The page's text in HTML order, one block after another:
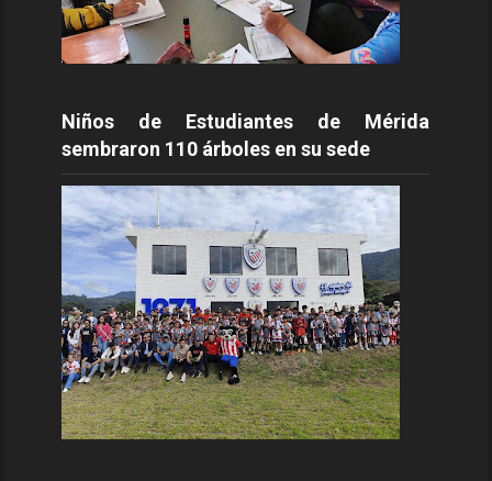
Niños de Estudiantes de Mérida
sembraron 110 árboles en su sede